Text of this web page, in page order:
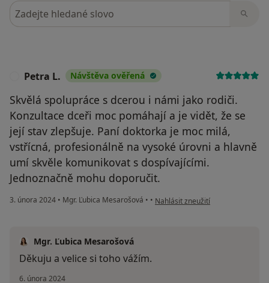
Hledejte v názorech
Petra L. Návštěva ověřená
Skvělá spolupráce s dcerou i námi jako rodiči.
Konzultace dceři moc pomáhají a je vidět, že se
její stav zlepšuje. Paní doktorka je moc milá,
vstřícná, profesionálně na vysoké úrovni a hlavně
umí skvěle komunikovat s dospívajícími.
Jednoznačně mohu doporučit.
3. února 2024 • Mgr. Ľubica Mesarošová • • podle názoru uživatele Petra L.
Nahlásit zneužití
Mgr. Ľubica Mesarošová
Děkuju a velice si toho vážím.
6. února 2024